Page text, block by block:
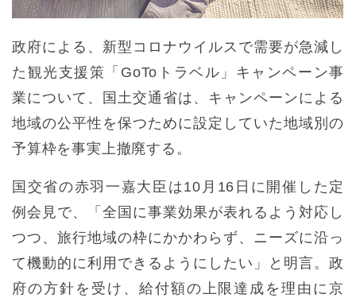
政府による、新型コロナウイルスで需要が急減し
た観光支援策「GoToトラベル」キャンペーン事
業について、国土交通省は、キャンペーンによる
地域の公平性を保つために設定していた地域別の
予算枠を事実上撤廃する。
国交省の赤羽一嘉大臣は10月16日に開催した定
例会見で、「全国に事業効果が表れるよう対応し
つつ、旅行地域の枠にかかわらず、ニーズに沿っ
て機動的に利用できるようにしたい」と明言。政
府の方針を受け、給付額の上限達成を理由に京